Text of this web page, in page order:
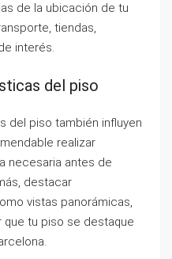
de la ubicación de tu
tiendas,
interés.
del piso
del piso también influyen
realizar
necesaria antes de
destacar
vistas panorámicas,
tu piso se destaque